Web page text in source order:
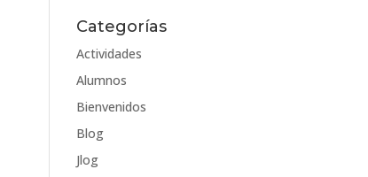
Categorías
Actividades
Alumnos
Bienvenidos
Blog
Jlog